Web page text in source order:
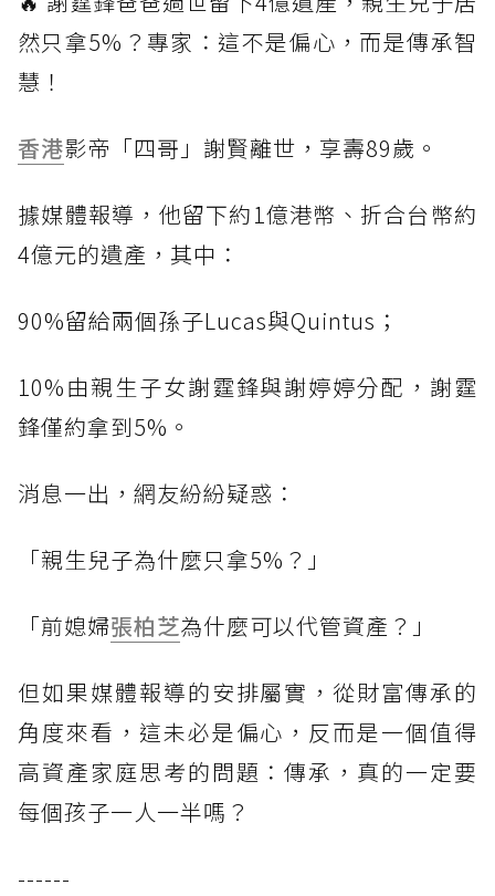
然只拿5%？專家：這不是偏心，而是傳承智
慧！
香港影帝「四哥」謝賢離世，享壽89歲。
據媒體報導，他留下約1億港幣、折合台幣約
4億元的遺產，其中：
90%留給兩個孫子Lucas與Quintus；
10%由親生子女謝霆鋒與謝婷婷分配，謝霆
鋒僅約拿到5%。
消息一出，網友紛紛疑惑：
「親生兒子為什麼只拿5%？」
「前媳婦張柏芝為什麼可以代管資產？」
但如果媒體報導的安排屬實，從財富傳承的
角度來看，這未必是偏心，反而是一個值得
高資產家庭思考的問題：傳承，真的一定要
每個孩子一人一半嗎？
------